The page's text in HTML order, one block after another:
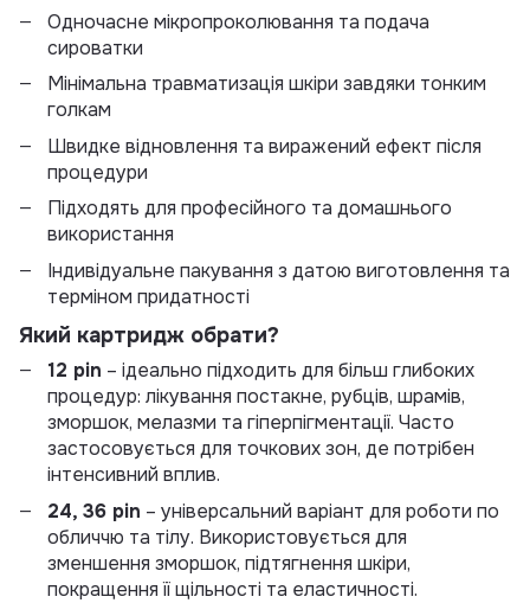
Одночасне мікропроколювання та подача
сироватки
Мінімальна травматизація шкіри завдяки тонким
голкам
Швидке відновлення та виражений ефект після
процедури
Підходять для професійного та домашнього
використання
Індивідуальне пакування з датою виготовлення та
терміном придатності
Який картридж обрати?
12 pin – ідеально підходить для більш глибоких
процедур: лікування постакне, рубців, шрамів,
зморшок, мелазми та гіперпігментації. Часто
застосовується для точкових зон, де потрібен
інтенсивний вплив.
24, 36 pin – універсальний варіант для роботи по
обличчю та тілу. Використовується для
зменшення зморшок, підтягнення шкіри,
покращення її щільності та еластичності.